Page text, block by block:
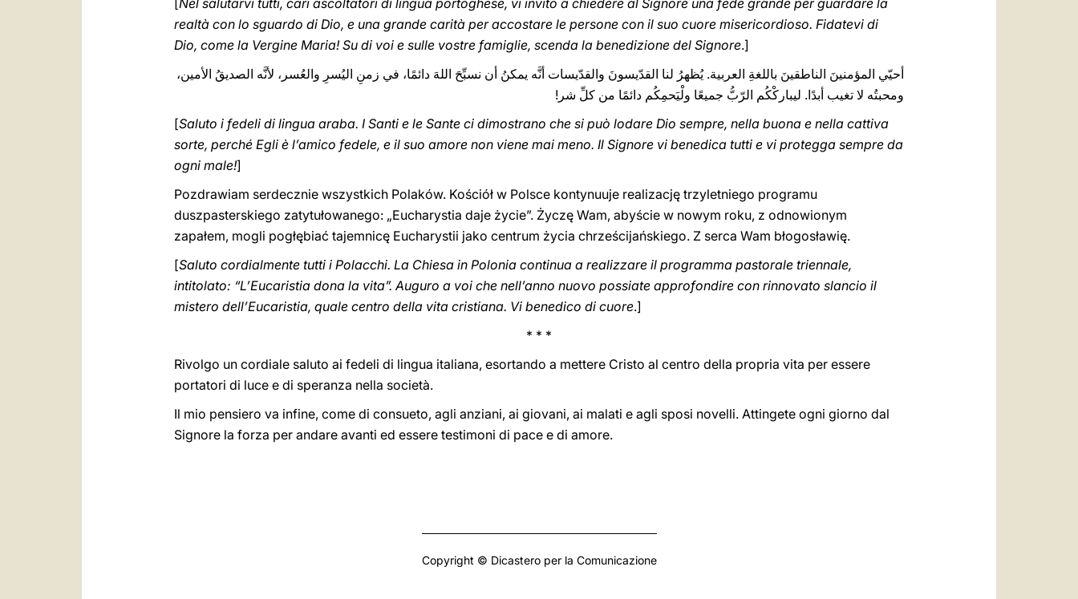
[Nel salutarvi tutti, cari ascoltatori di lingua portoghese, vi invito a chiedere al Signore una fede grande per guardare la
realtà con lo sguardo di Dio, e una grande carità per accostare le persone con il suo cuore misericordioso. Fidatevi di
Dio, come la Vergine Maria! Su di voi e sulle vostre famiglie, scenda la benedizione del Signore.]
أحيّي المؤمنينَ الناطقينَ باللغةِ العربية. يُظهرُ لنا القدّيسونَ والقدّيسات أنَّه يمكنُ أن نسبِّحَ اللهَ دائمًا، في زمنِ اليُسرِ والعُسر، لأنَّه الصديقُ الأمين،
ومحبتُه لا تغيب أبدًا. ليباركْكُم الرّبُّ جميعًا ولْيَحمِكُم دائمًا من كلِّ شر!
[Saluto i fedeli di lingua araba. I Santi e le Sante ci dimostrano che si può lodare Dio sempre, nella buona e nella cattiva
sorte, perché Egli è l’amico fedele, e il suo amore non viene mai meno. Il Signore vi benedica tutti e vi protegga ‎sempre da
ogni male‎‎‎‏!]
Pozdrawiam serdecznie wszystkich Polaków. Kościół w Polsce kontynuuje realizację trzyletniego programu
duszpasterskiego zatytułowanego: „Eucharystia daje życie”. Życzę Wam, abyście w nowym roku, z odnowionym
zapałem, mogli pogłębiać tajemnicę Eucharystii jako centrum życia chrześcijańskiego. Z serca Wam błogosławię.
[Saluto cordialmente tutti i Polacchi. La Chiesa in Polonia continua a realizzare il programma pastorale triennale,
intitolato: “L’Eucaristia dona la vita”. Auguro a voi che nell’anno nuovo possiate approfondire con rinnovato slancio il
mistero dell’Eucaristia, quale centro della vita cristiana. Vi benedico di cuore.]
* * *
Rivolgo un cordiale saluto ai fedeli di lingua italiana, esortando a mettere Cristo al centro della propria vita per essere
portatori di luce e di speranza nella società.
Il mio pensiero va infine, come di consueto, agli anziani, ai giovani, ai malati e agli sposi novelli. Attingete ogni giorno dal
Signore la forza per andare avanti ed essere testimoni di pace e di amore.
Copyright © Dicastero per la Comunicazione